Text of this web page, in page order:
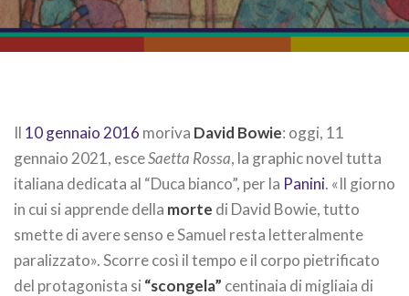
Il 10 gennaio 2016 moriva David Bowie: oggi, 11
gennaio 2021, esceSaetta Rossa, la graphic novel tutta
italiana dedicata al “Duca bianco”, per la Panini. «Il giorno
in cui si apprende della morte di David Bowie, tutto
smette di avere senso e Samuel resta letteralmente
paralizzato». Scorre così il tempo e il corpo pietrificato
del protagonista si “scongela” centinaia di migliaia di